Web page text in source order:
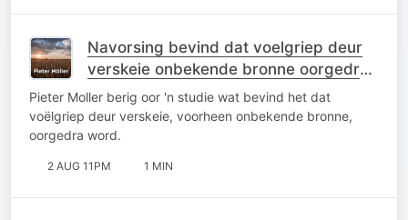
Navorsing bevind dat voelgriep deur
verskeie onbekende bronne oorgedra
word
Pieter Moller berig oor 'n studie wat bevind het dat
voëlgriep deur verskeie, voorheen onbekende bronne,
oorgedra word.
2 AUG 11PM 1 MIN